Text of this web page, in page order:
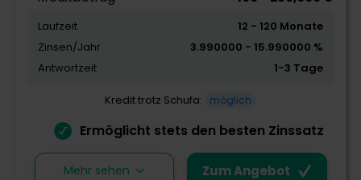
Laufzeit
12 - 120 Monate
Zinsen/Jahr
3.990000 - 15.990000 %
Antwortzeit
1-3 Tage
Kredit trotz Schufa: möglich
Ermöglicht stets den besten Zinssatz
Zum Angebot
Mehr sehen